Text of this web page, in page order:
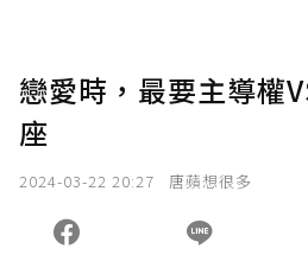
戀愛時，最要主導權
座
2024-03-22 20:27 唐蘋想很多